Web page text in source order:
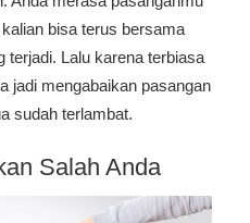
bisa terus bersama
terjadi. Lalu karena terbiasa
jadi mengabaikan pasangan
sudah terlambat.
Salah Anda